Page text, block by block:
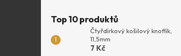
Top 10 produktů
Čtyřdírkový košilový knoflík,
11,5mm
7 Kč